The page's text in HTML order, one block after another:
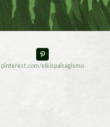
pinterest.com/elkispaisagismo